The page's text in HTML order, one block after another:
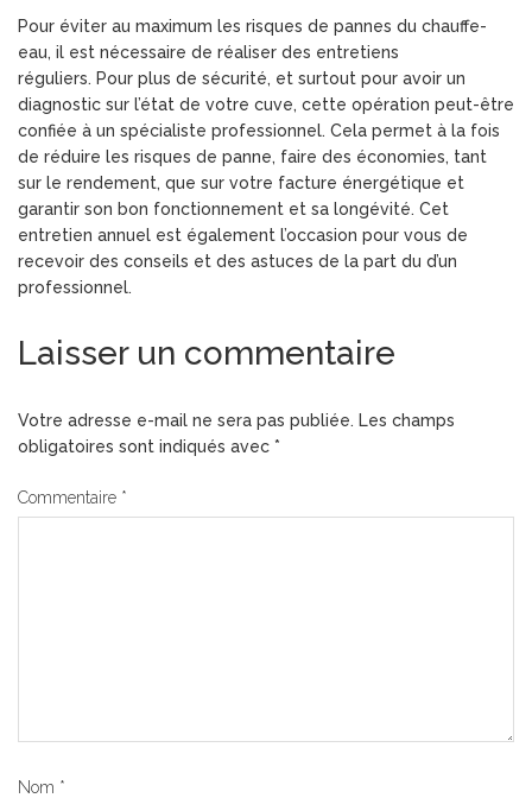
Pour éviter au maximum les risques de pannes du chauffe-
eau, il est nécessaire de réaliser des entretiens
réguliers. Pour plus de sécurité, et surtout pour avoir un
diagnostic sur l’état de votre cuve, cette opération peut-être
confiée à un spécialiste professionnel. Cela permet à la fois
de réduire les risques de panne, faire des économies, tant
sur le rendement, que sur votre facture énergétique et
garantir son bon fonctionnement et sa longévité. Cet
entretien annuel est également l’occasion pour vous de
recevoir des conseils et des astuces de la part du d’un
professionnel.
Laisser un commentaire
Votre adresse e-mail ne sera pas publiée. Les champs
obligatoires sont indiqués avec *
Commentaire *
Nom *